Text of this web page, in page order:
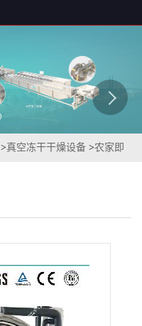
>真空冻干干燥设备 >农家即